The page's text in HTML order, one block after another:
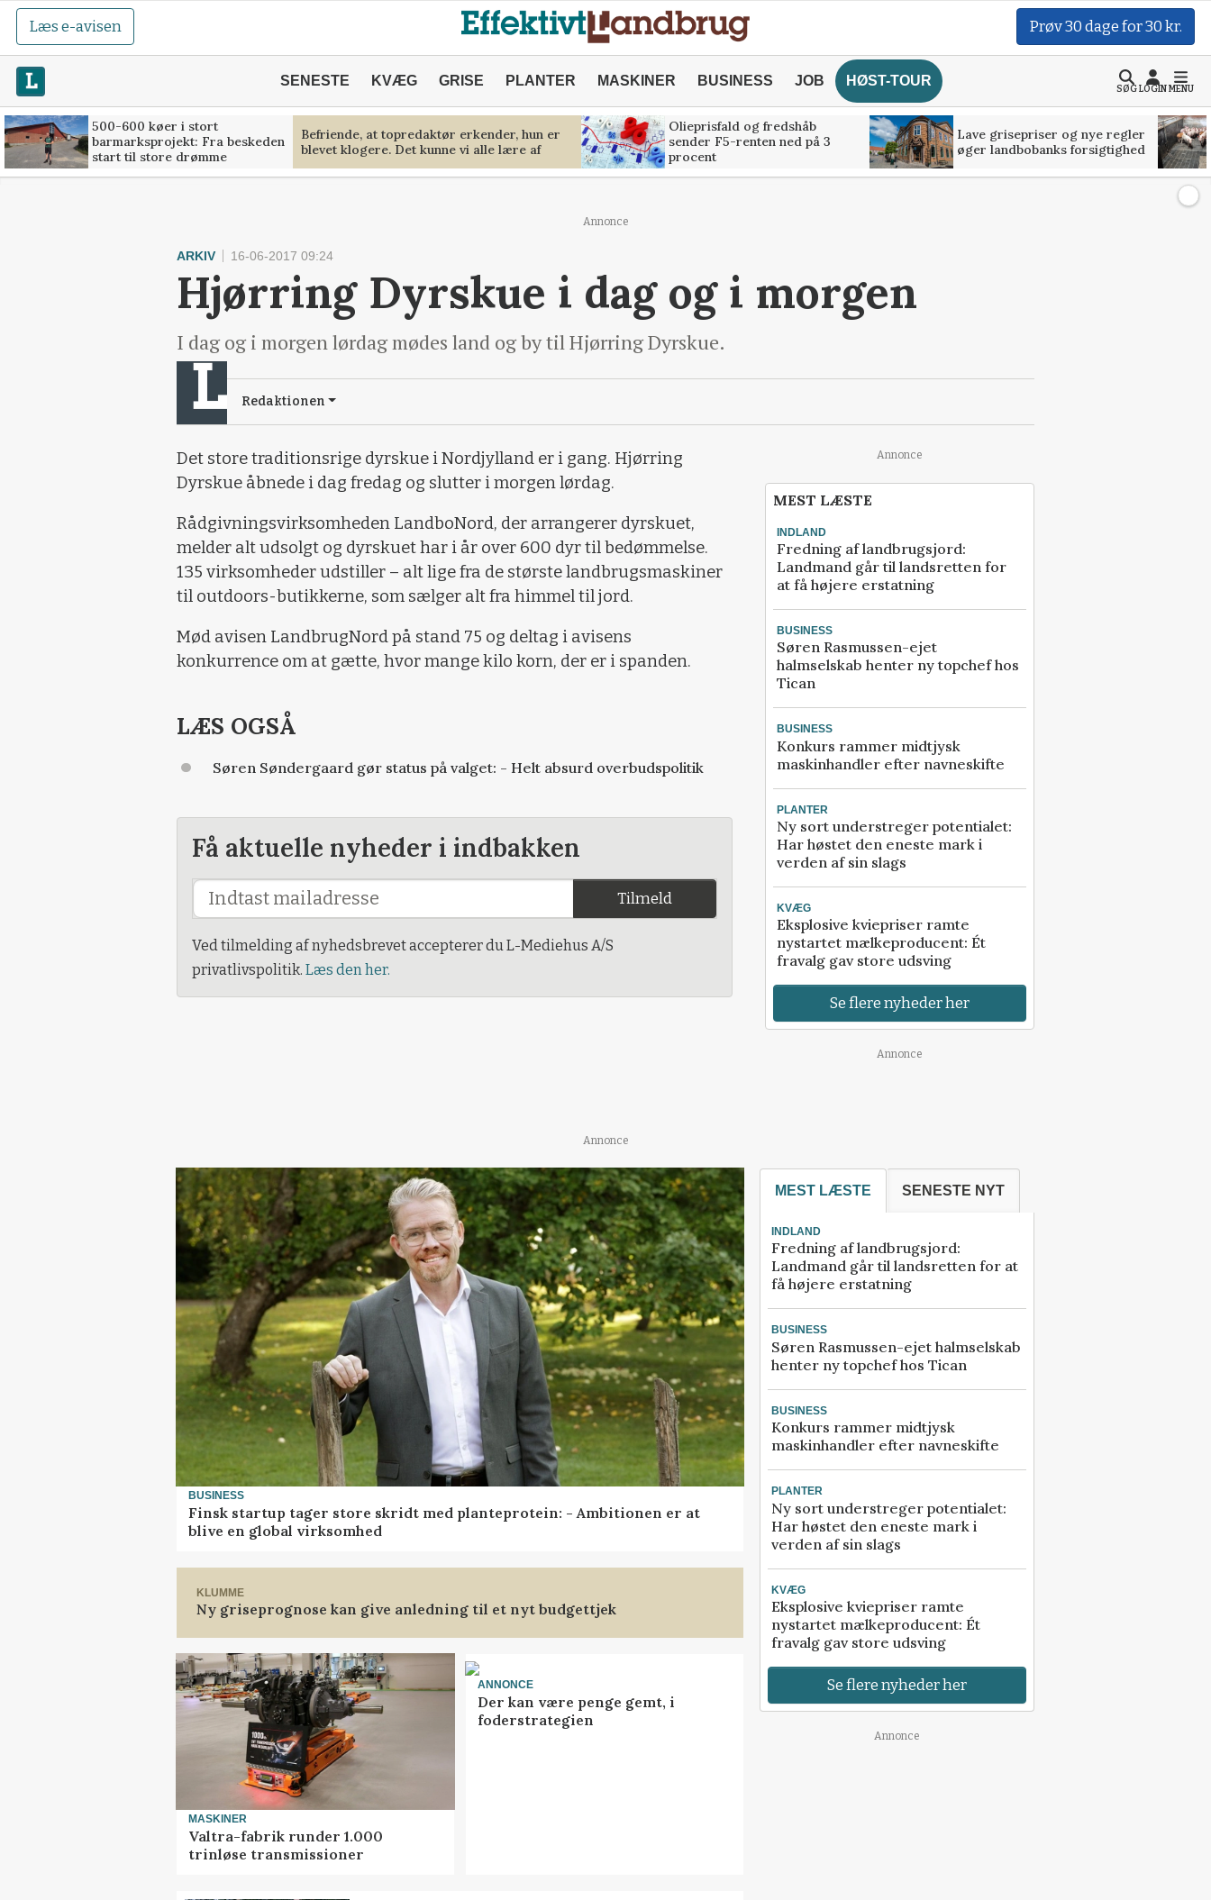
Læs e-avisen Prøv 30 dage for 30 kr.
SENESTE KVÆG GRISE PLANTER MASKINER BUSINESS JOB HØST-TOUR
SØGLOGINMENU
500-600 køer i stort
barmarksprojekt: Fra beskeden
start til store drømme
Befriende, at topredaktør erkender, hun er
blevet klogere. Det kunne vi alle lære af
Olieprisfald og fredshåb
sender F5-renten ned på 3
procent
Lave grisepriser og nye regler
øger landbobanks forsigtighed
Annonce
ARKIV 16-06-2017 09:24
Hjørring Dyrskue i dag og i morgen
I dag og i morgen lørdag mødes land og by til Hjørring Dyrskue.
Redaktionen
Det store traditionsrige dyrskue i Nordjylland er i gang. Hjørring
Dyrskue åbnede i dag fredag og slutter i morgen lørdag.
Rådgivningsvirksomheden LandboNord, der arrangerer dyrskuet,
melder alt udsolgt og dyrskuet har i år over 600 dyr til bedømmelse.
135 virksomheder udstiller – alt lige fra de største landbrugsmaskiner
til outdoors-butikkerne, som sælger alt fra himmel til jord.
Mød avisen LandbrugNord på stand 75 og deltag i avisens
konkurrence om at gætte, hvor mange kilo korn, der er i spanden.
LÆS OGSÅ
Søren Søndergaard gør status på valget: - Helt absurd overbudspolitik
Få aktuelle nyheder i indbakken
Tilmeld
Ved tilmelding af nyhedsbrevet accepterer du L-Mediehus A/S
privatlivspolitik. Læs den her.
Annonce
MEST LÆSTE
INDLAND
Fredning af landbrugsjord:
Landmand går til landsretten for
at få højere erstatning
BUSINESS
Søren Rasmussen-ejet
halmselskab henter ny topchef hos
Tican
BUSINESS
Konkurs rammer midtjysk
maskinhandler efter navneskifte
PLANTER
Ny sort understreger potentialet:
Har høstet den eneste mark i
verden af sin slags
KVÆG
Eksplosive kviepriser ramte
nystartet mælkeproducent: Ét
fravalg gav store udsving
Se flere nyheder her
Annonce
Annonce
BUSINESS
Finsk startup tager store skridt med planteprotein: - Ambitionen er at
blive en global virksomhed
KLUMME
Ny griseprognose kan give anledning til et nyt budgettjek
MASKINER
Valtra-fabrik runder 1.000
trinløse transmissioner
ANNONCE
Der kan være penge gemt, i
foderstrategien
MEST LÆSTE SENESTE NYT
INDLAND
Fredning af landbrugsjord:
Landmand går til landsretten for at
få højere erstatning
BUSINESS
Søren Rasmussen-ejet halmselskab
henter ny topchef hos Tican
BUSINESS
Konkurs rammer midtjysk
maskinhandler efter navneskifte
PLANTER
Ny sort understreger potentialet:
Har høstet den eneste mark i
verden af sin slags
KVÆG
Eksplosive kviepriser ramte
nystartet mælkeproducent: Ét
fravalg gav store udsving
Se flere nyheder her
Annonce